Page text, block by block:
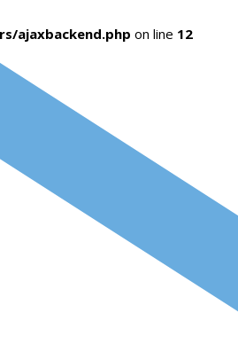
ajaxbackend.php on line 12